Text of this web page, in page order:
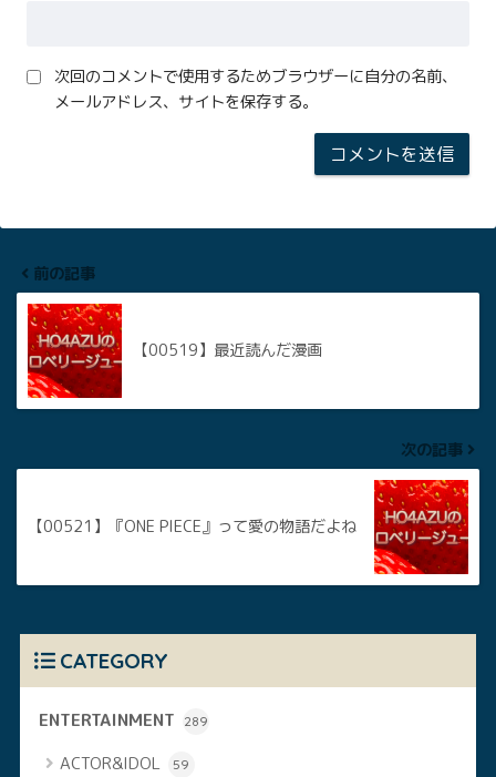
次回のコメントで使用するためブラウザーに自分の名前、
メールアドレス、サイトを保存する。
前の記事
【00519】最近読んだ漫画
次の記事
【00521】『ONE PIECE』って愛の物語だよね
CATEGORY
ENTERTAINMENT 289
ACTOR&IDOL 59